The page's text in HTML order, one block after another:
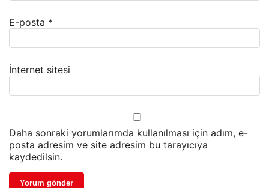
E-posta *
İnternet sitesi
Daha sonraki yorumlarımda kullanılması için adım, e-
posta adresim ve site adresim bu tarayıcıya
kaydedilsin.